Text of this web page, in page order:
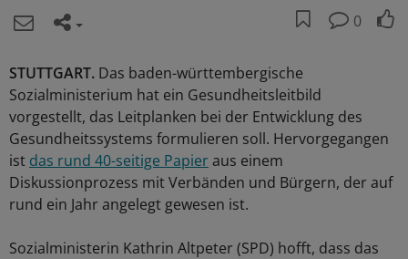
0
STUTTGART. Das baden-württembergische
Sozialministerium hat ein Gesundheitsleitbild
vorgestellt, das Leitplanken bei der Entwicklung des
Gesundheitssystems formulieren soll. Hervorgegangen
ist das rund 40-seitige Papieraus einem
Diskussionprozess mit Verbänden und Bürgern, der auf
rund ein Jahr angelegt gewesen ist.
Sozialministerin Kathrin Altpeter (SPD) hofft, dass das